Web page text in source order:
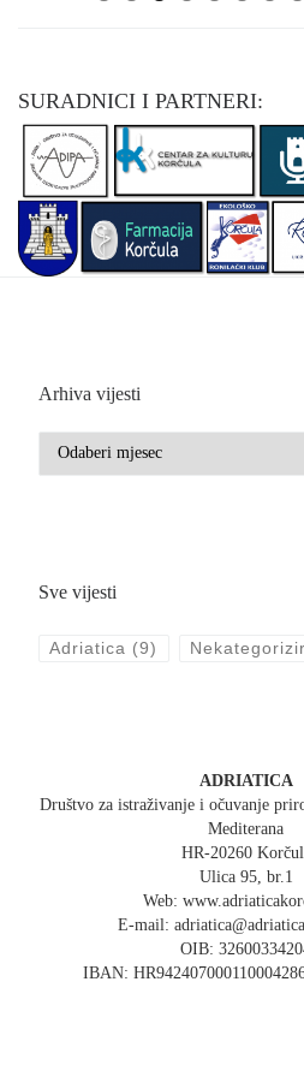
SURADNICI I PARTNERI:
Arhiva vijesti
Sve vijesti
Adriatica (9)
ADRIATICA
Društvo za istraživanje i očuvanje
Mediterana
HR-20260
Ulica 95, br.1
Web:
E-mail:
OIB:
IBAN: